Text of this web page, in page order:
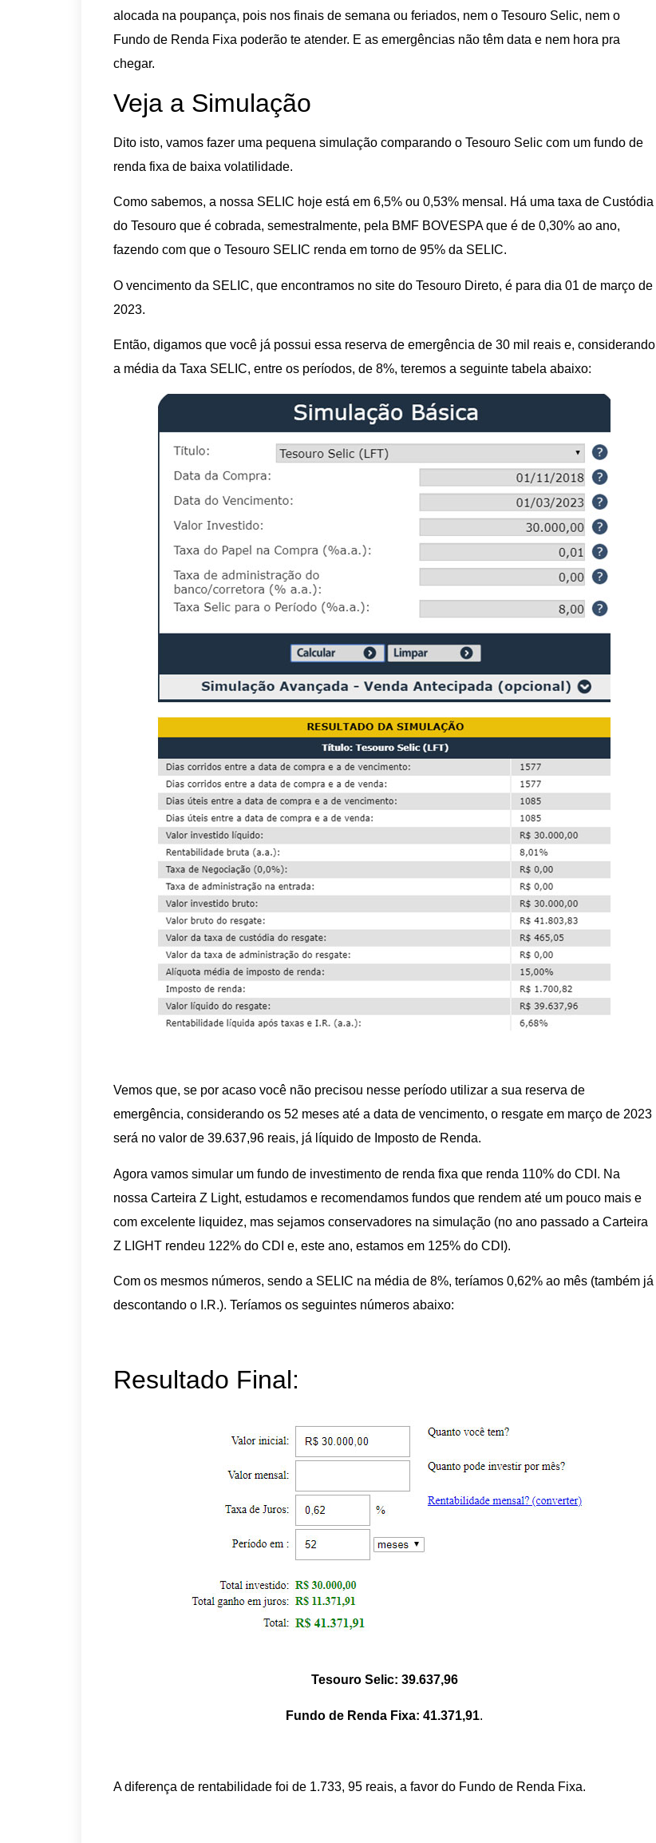
alocada na poupança, pois nos finais de semana ou feriados, nem o Tesouro Selic, nem o
Fundo de Renda Fixa poderão te atender. E as emergências não têm data e nem hora pra
chegar.
Veja a Simulação
Dito isto, vamos fazer uma pequena simulação comparando o Tesouro Selic com um fundo de
renda fixa de baixa volatilidade.
Como sabemos, a nossa SELIC hoje está em 6,5% ou 0,53% mensal. Há uma taxa de Custódia
do Tesouro que é cobrada, semestralmente, pela BMF BOVESPA que é de 0,30% ao ano,
fazendo com que o Tesouro SELIC renda em torno de 95% da SELIC.
O vencimento da SELIC, que encontramos no site do Tesouro Direto, é para dia 01 de março de
2023.
Então, digamos que você já possui essa reserva de emergência de 30 mil reais e, considerando
a média da Taxa SELIC, entre os períodos, de 8%, teremos a seguinte tabela abaixo:
Vemos que, se por acaso você não precisou nesse período utilizar a sua reserva de
emergência, considerando os 52 meses até a data de vencimento, o resgate em março de 2023
será no valor de 39.637,96 reais, já líquido de Imposto de Renda.
Agora vamos simular um fundo de investimento de renda fixa que renda 110% do CDI. Na
nossa Carteira Z Light, estudamos e recomendamos fundos que rendem até um pouco mais e
com excelente liquidez, mas sejamos conservadores na simulação (no ano passado a Carteira
Z LIGHT rendeu 122% do CDI e, este ano, estamos em 125% do CDI).
Com os mesmos números, sendo a SELIC na média de 8%, teríamos 0,62% ao mês (também já
descontando o I.R.). Teríamos os seguintes números abaixo:
Resultado Final:
Tesouro Selic: 39.637,96
Fundo de Renda Fixa: 41.371,91.
A diferença de rentabilidade foi de 1.733, 95 reais, a favor do Fundo de Renda Fixa.